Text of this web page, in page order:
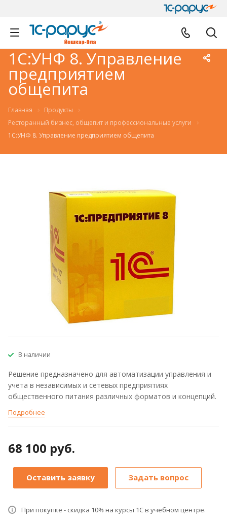
1С:УНФ 8. Управление
предприятием
общепита
Главная
Продукты
Ресторанный бизнес, общепит и профессиональные услуги
1С:УНФ 8. Управление предприятием общепита
В наличии
Решение предназначено для автоматизации управления и
учета в независимых и сетевых предприятиях
общественного питания различных форматов и концепций.
Подробнее
68 100 руб.
Оставить заявку Задать вопрос
При покупке - скидка 10% на курсы 1С в учебном центре.